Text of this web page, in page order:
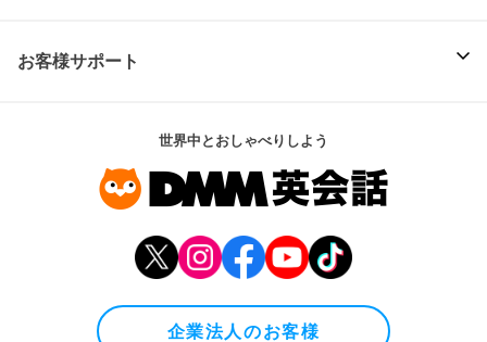
お客様サポート
世界中とおしゃべりしよう
企業法人のお客様